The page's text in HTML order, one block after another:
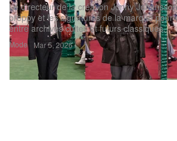
Mode
Le directeur de la création Jonny
preppy et les signatures de la marque pour
entre archives cultes et futurs classiques.
Mar 5, 2026